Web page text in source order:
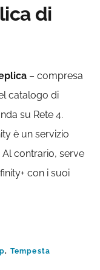
di
– compresa
catalogo di
su Rete 4.
è un servizio
contrario, serve
con i suoi
, Tempesta